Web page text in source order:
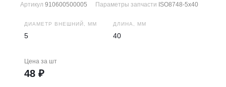
Артикул 910600500005 Параметры запчасти ISO8748-5x40
ДИАМЕТР ВНЕШНИЙ, ММ
5
ДЛИНА, ММ
40
Цена за шт
48 ₽